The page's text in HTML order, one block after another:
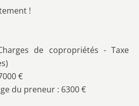
!
de copropriétés - Taxe
€
du preneur : 6300 €